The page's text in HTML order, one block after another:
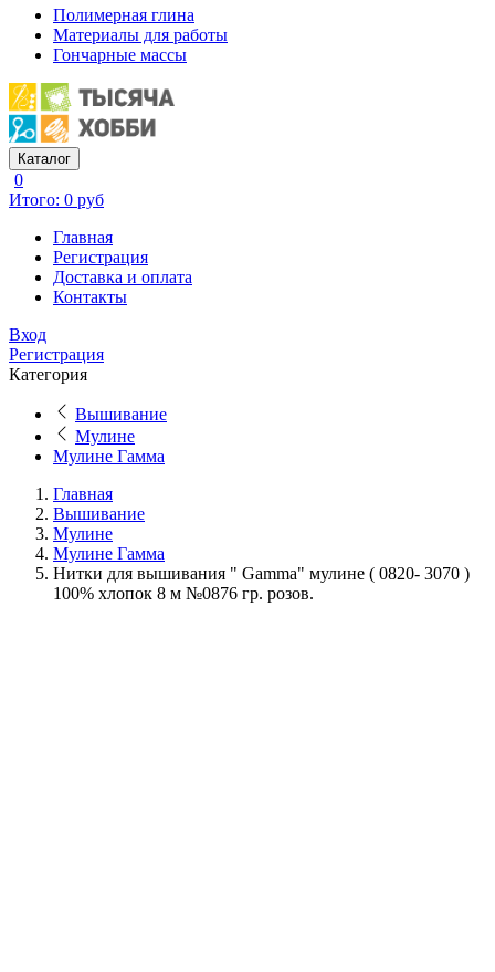
Полимерная глина
Материалы для работы
Гончарные массы
Каталог
0
Итого: 0 руб
Главная
Регистрация
Доставка и оплата
Контакты
Вход
Регистрация
Категория
Вышивание
Мулине
Мулине Гамма
Главная
Вышивание
Мулине
Мулине Гамма
Нитки для вышивания " Gamma" мулине ( 0820- 3070 )
100% хлопок 8 м №0876 гр. розов.